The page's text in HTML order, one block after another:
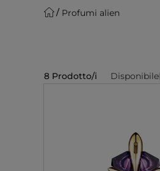
Profumi alien
8 Prodotto/i Disponibile